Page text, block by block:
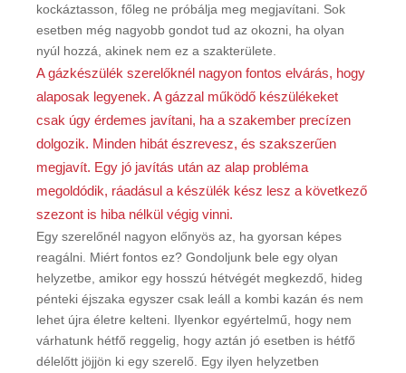
kockáztasson, főleg ne próbálja meg megjavítani. Sok
esetben még nagyobb gondot tud az okozni, ha olyan
nyúl hozzá, akinek nem ez a szakterülete.
A gázkészülék szerelőknél nagyon fontos elvárás, hogy
alaposak legyenek. A gázzal működő készülékeket
csak úgy érdemes javítani, ha a szakember precízen
dolgozik. Minden hibát észrevesz, és szakszerűen
megjavít. Egy jó javítás után az alap probléma
megoldódik, ráadásul a készülék kész lesz a következő
szezont is hiba nélkül végig vinni.
Egy szerelőnél nagyon előnyös az, ha gyorsan képes
reagálni. Miért fontos ez? Gondoljunk bele egy olyan
helyzetbe, amikor egy hosszú hétvégét megkezdő, hideg
pénteki éjszaka egyszer csak leáll a kombi kazán és nem
lehet újra életre kelteni. Ilyenkor egyértelmű, hogy nem
várhatunk hétfő reggelig, hogy aztán jó esetben is hétfő
délelőtt jöjjön ki egy szerelő. Egy ilyen helyzetben